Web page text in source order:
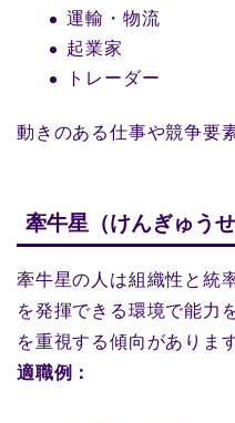
運輸・物流
起業家
トレーダー
動きのある仕事や競争要
牽牛星（けんぎゅうせ
牽牛星の人は組織性と統
を発揮できる環境で能力
を重視する傾向があります
適職例：